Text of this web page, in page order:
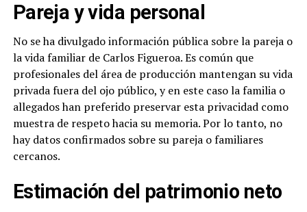
Pareja y vida personal
No se ha divulgado información pública sobre la pareja o
la vida familiar de Carlos Figueroa. Es común que
profesionales del área de producción mantengan su vida
privada fuera del ojo público, y en este caso la familia o
allegados han preferido preservar esta privacidad como
muestra de respeto hacia su memoria. Por lo tanto, no
hay datos confirmados sobre su pareja o familiares
cercanos.
Estimación del patrimonio neto